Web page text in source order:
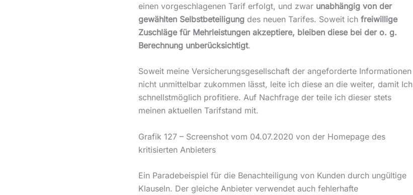
einen vorgeschlagenen Tarif erfolgt, und zwar unabhängig von der
gewählten Selbstbeteiligungdes neuen Tarifes. Soweit ich freiwillige
Zuschläge für Mehrleistungen akzeptiere, bleiben diese bei der o. g.
Berechnung unberücksichtigt.
Soweit meine Versicherungsgesellschaft der angeforderte Informationen
nicht unmittelbar zukommen lässt, leite ich diese an die weiter, damit Ich
schnellstmöglich profitiere. Auf Nachfrage der teile ich dieser stets
meinen aktuellen Tarifstand mit.
Grafik 127 – Screenshot vom 04.07.2020 von der Homepage des
kritisierten Anbieters
Ein Paradebeispiel für die Benachteiligung von Kunden durch ungültige
Klauseln. Der gleiche Anbieter verwendet auch fehlerhafte